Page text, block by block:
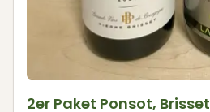
2er Paket Ponsot, Brisset